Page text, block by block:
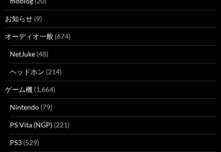
お知らせ (9)
オーディオ一般 (674)
NetJuke (48)
ヘッドホン (214)
ゲーム機 (1,664)
Nintendo (79)
PS Vita (NGP) (221)
PS3 (529)